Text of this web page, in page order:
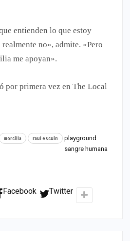
entienden lo que estoy
no», admite. «Pero
me apoyan».
por primera vez en The Local
morcilla playground
raul escuin
sangre humana
Facebook Twitter